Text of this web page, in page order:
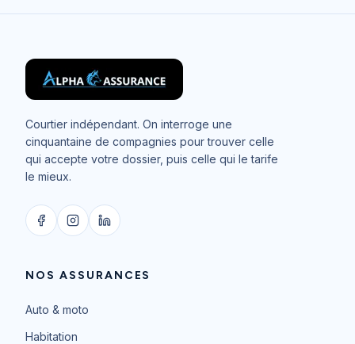
Courtier indépendant. On interroge une
cinquantaine de compagnies pour trouver celle
qui accepte votre dossier, puis celle qui le tarife
le mieux.
NOS ASSURANCES
Auto & moto
Habitation